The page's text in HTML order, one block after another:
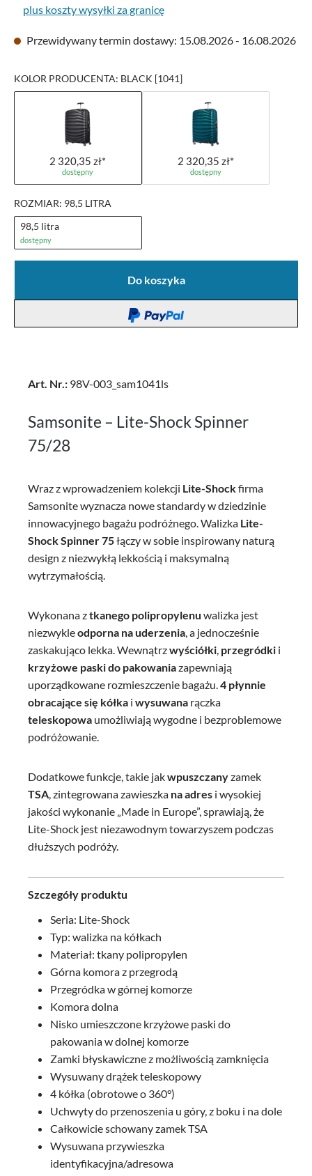
plus koszty wysyłki za granicę
Przewidywany termin dostawy: 15.08.2026 - 16.08.2026
KOLOR PRODUCENTA: BLACK [1041]
2 320,35 zł*
dostępny
2 320,35 zł*
dostępny
ROZMIAR: 98,5 LITRA
98,5 litra
dostępny
Do koszyka
Art. Nr.: 98V-003_sam1041ls
Samsonite – Lite-Shock Spinner
75/28
Wraz z wprowadzeniem kolekcji Lite-Shockfirma
Samsonite wyznacza nowe standardy w dziedzinie
innowacyjnego bagażu podróżnego. Walizka Lite-
Shock Spinner 75łączy w sobie inspirowany naturą
design z niezwykłą lekkością i maksymalną
wytrzymałością.
Wykonana ztkanego polipropylenu walizka jest
niezwykleodporna na uderzenia, a jednocześnie
zaskakująco lekka. Wewnątrzwyściółki, przegródki i
krzyżowe paski do pakowaniazapewniają
uporządkowane rozmieszczenie bagażu.4 płynnie
obracające się kółka i wysuwana rączka
teleskopowa umożliwiają wygodne i bezproblemowe
podróżowanie.
Dodatkowe funkcje, takie jakwpuszczanyzamek
TSA, zintegrowana zawieszka na adres i wysokiej
jakości wykonanie „Made in Europe”, sprawiają, że
Lite-Shock jest niezawodnym towarzyszem podczas
dłuższych podróży.
Szczegóły produktu
Seria: Lite-Shock
Typ: walizka na kółkach
Materiał: tkany polipropylen
Górna komora z przegrodą
Przegródka w górnej komorze
Komora dolna
Nisko umieszczone krzyżowe paski do
pakowania w dolnej komorze
Zamki błyskawiczne z możliwością zamknięcia
Wysuwany drążek teleskopowy
4 kółka (obrotowe o 360°)
Uchwyty do przenoszenia u góry, z boku i na dole
Całkowicie schowany zamek TSA
Wysuwana przywieszka
identyfikacyjna/adresowa